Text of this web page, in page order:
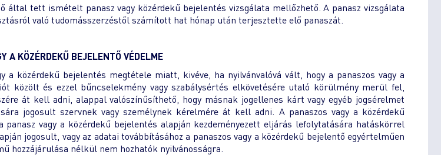
által tett ismételt panasz vagy közérdekű bejelentés vizsgálata mellőzhető. A panasz vizsgálata
való tudomásszerzéstől számított hat hónap után terjesztette elő panaszát.
A KÖZÉRDEKŰ BEJELENTŐ VÉDELME
közérdekű bejelentés megtétele miatt, kivéve, ha nyilvánvalóvá vált, hogy a panaszos vagy a
közölt és ezzel bűncselekmény vagy szabálysértés elkövetésére utaló körülmény merül fel,
át kell adni, alappal valószínűsíthető, hogy másnak jogellenes kárt vagy egyéb jogsérelmet
jogosult szervnek vagy személynek kérelmére át kell adni. A panaszos vagy a közérdekű
vagy a közérdekű bejelentés alapján kezdeményezett eljárás lefolytatására hatáskörrel
jogosult, vagy az adatai továbbításához a panaszos vagy a közérdekű bejelentő egyértelműen
hozzájárulása nélkül nem hozhatók nyilvánosságra.